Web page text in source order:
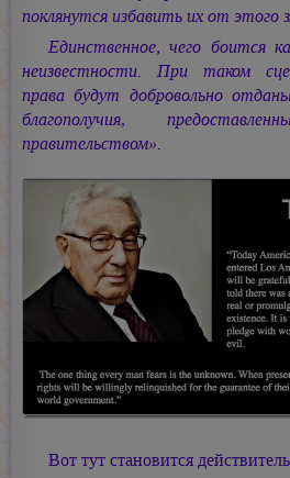
поклянутся избавить их от этого
Единственное, чего боится
неизвестности. При таком
права будут добровольно
благополучия,
правительством».
Вот тут становится